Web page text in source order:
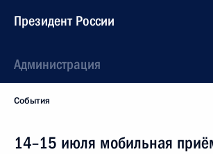
Президент России
Администрация
События
14–15 июля мобильная